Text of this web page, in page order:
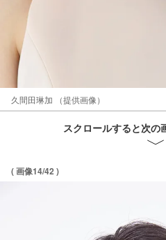
久間田琳加 （提供画像）
スクロールすると次の
( 画像14/42 )